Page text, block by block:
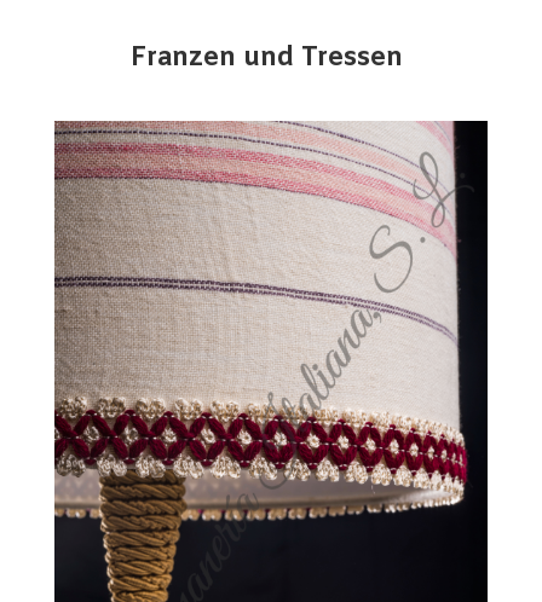
Franzen und Tressen